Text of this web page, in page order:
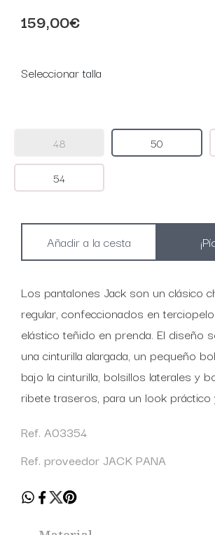
159,00€
Seleccionar talla
48 50
54
Los pantalones Jack son un clásico
regular, confeccionados en
elástico teñido en prenda. El diseño
una cinturilla alargada, un pequeño
bajo la cinturilla, bolsillos laterales y
ribete traseros, para un look práctico
Ref. A03354
Ref. proveedor JACK PANA